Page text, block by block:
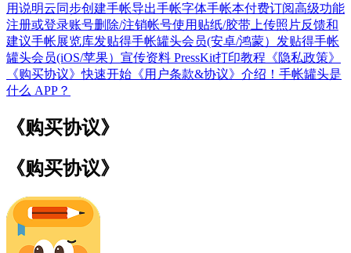
用说明云同步创建手帐导出手帐字体手帐本付费订阅高级功能
注册或登录账号删除/注销帐号使用贴纸/胶带 上传照片反馈和
建议手帐展览库发贴得手帐罐头会员(安卓/鸿蒙） 发贴得手帐
罐头会员(iOS/苹果） 宣传资料 PressKit打印教程 《隐私政策》
《购买协议》快速开始 《用户条款&协议》 介绍！手帐罐头是
什么 APP？
《购买协议》
《购买协议》